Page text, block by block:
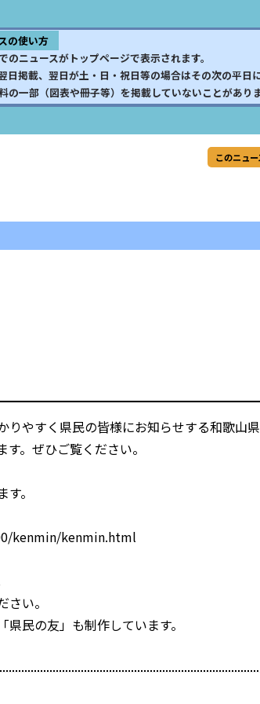
の使い方
のニュースがトップページで表示されます。
日掲載、翌日が土・日・祝日等の場合はその次の平日に
の一部（図表や冊子等）を掲載していないことがありま
このニュ
やすく県民の皆様にお知らせする和歌山県
。ぜひご覧ください。
。
kenmin/kenmin.html
い。
民の友」も制作しています。